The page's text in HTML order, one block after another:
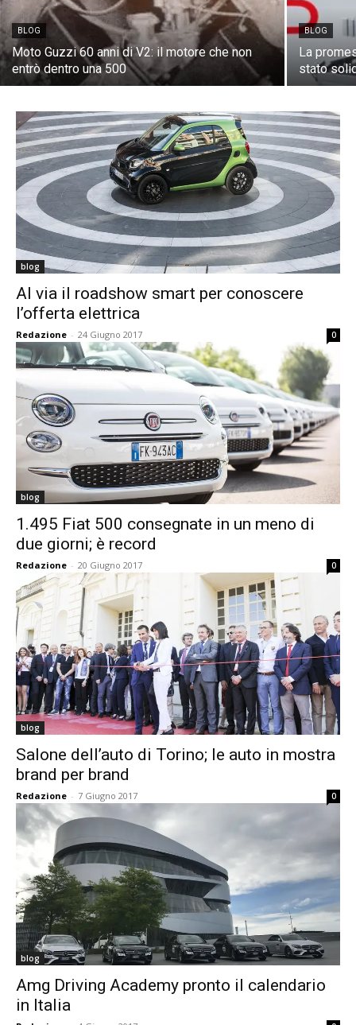
BLOG
Moto Guzzi 60 anni di V2: il motore che non
entrò dentro una 500
BLOG
La
stato
blog
Al via il roadshow smart per conoscere
l’offerta elettrica
Redazione - 24 Giugno 2017 0
blog
1.495 Fiat 500 consegnate in un meno di
due giorni; è record
Redazione - 20 Giugno 2017 0
blog
Salone dell’auto di Torino; le auto in mostra
brand per brand
Redazione - 7 Giugno 2017 0
blog
Amg Driving Academy pronto il calendario
in Italia